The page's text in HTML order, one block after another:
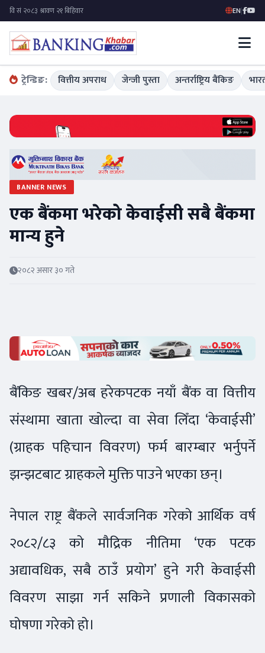
EN|
ट्रेन्डिङ: वित्तीय अपराध जेन्जी पुस्ता अन्तर्राष्ट्रिय बैंकिङ
BANNER NEWS
एक बैंकमा भरेको केवाईसी सबै बैंकमा
मान्य हुने
२०८२ असार ३० गते
बैंकिङ खबर/अब हरेकपटक नयाँ बैंक वा वित्तीय
संस्थामा खाता खोल्दा वा सेवा लिँदा ‘केवाईसी’
(ग्राहक पहिचान विवरण) फर्म बारम्बार भर्नुपर्ने
झन्झटबाट ग्राहकले मुक्ति पाउने भएका छन्।
नेपाल राष्ट्र बैंकले सार्वजनिक गरेको आर्थिक वर्ष
२०८२/८३ को मौद्रिक नीतिमा ‘एक पटक
अद्यावधिक, सबै ठाउँ प्रयोग’ हुने गरी केवाईसी
विवरण साझा गर्न सकिने प्रणाली विकासको
घोषणा गरेको हो।